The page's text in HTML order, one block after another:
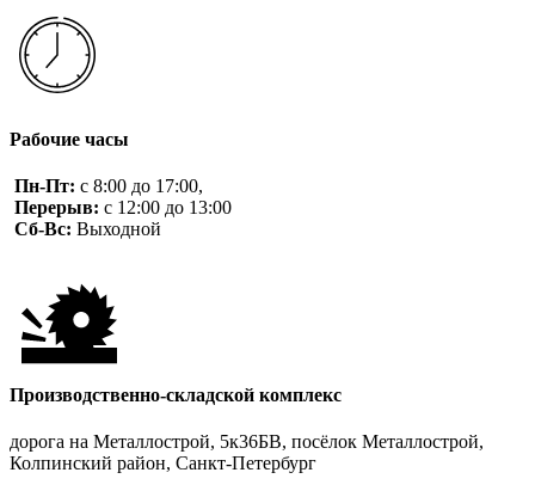
Рабочие часы
Пн-Пт: с 8:00 до 17:00,
Перерыв: с 12:00 до 13:00
Сб-Вс: Выходной
Производственно-складской комплекс
дорога на Металлострой, 5к36БВ, посёлок Металлострой,
Колпинский район, Санкт-Петербург